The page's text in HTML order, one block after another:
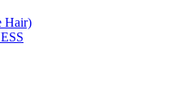
Hair)